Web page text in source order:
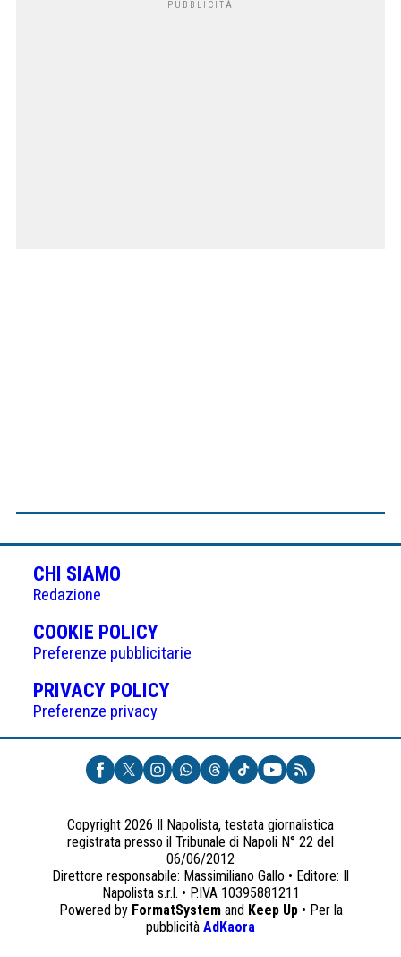
CHI SIAMO
Redazione
COOKIE POLICY(APRE
IN
UNA
NUOVA
Preferenze pubblicitarie
PRIVACY POLICY(APRE
UNA
NUOVA
SCHEDA)
Preferenze privacy
Copyright 2026 Il Napolista, testata giornalistica
registrata presso il Tribunale di Napoli N° 22 del
06/06/2012
Direttore responsabile: Massimiliano Gallo • Editore: Il
Napolista s.r.l. • P.IVA 10395881211
Powered by FormatSystemand Keep Up• Per la
pubblicità AdKaora